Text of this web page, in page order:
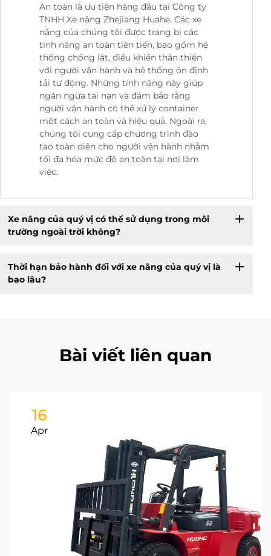
An toàn là ưu tiên hàng đầu tại Công ty
TNHH Xe nâng Zhejiang Huahe. Các xe
nâng của chúng tôi được trang bị các
tính năng an toàn tiên tiến, bao gồm hệ
thống chống lật, điều khiển thân thiện
với người vận hành và hệ thống ổn định
tải tự động. Những tính năng này giúp
ngăn ngừa tai nạn và đảm bảo rằng
người vận hành có thể xử lý container
một cách an toàn và hiệu quả. Ngoài ra,
chúng tôi cung cấp chương trình đào
tạo toàn diện cho người vận hành nhằm
tối đa hóa mức độ an toàn tại nơi làm
việc.
Xe nâng của quý vị có thể sử dụng trong môi
trường ngoài trời không?
Thời hạn bảo hành đối với xe nâng của quý vị là
bao lâu?
Bài viết liên quan
16
Apr